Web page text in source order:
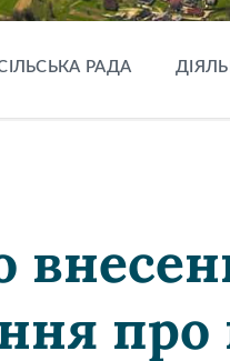
РАДА
про